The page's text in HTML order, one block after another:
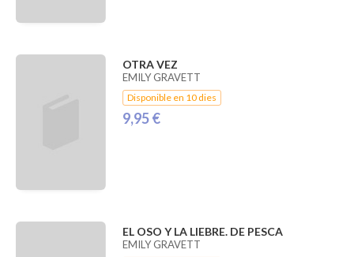
OTRA VEZ
EMILY GRAVETT
Disponible en 10 dies
9,95 €
EL OSO Y LA LIEBRE. DE PESCA
EMILY GRAVETT